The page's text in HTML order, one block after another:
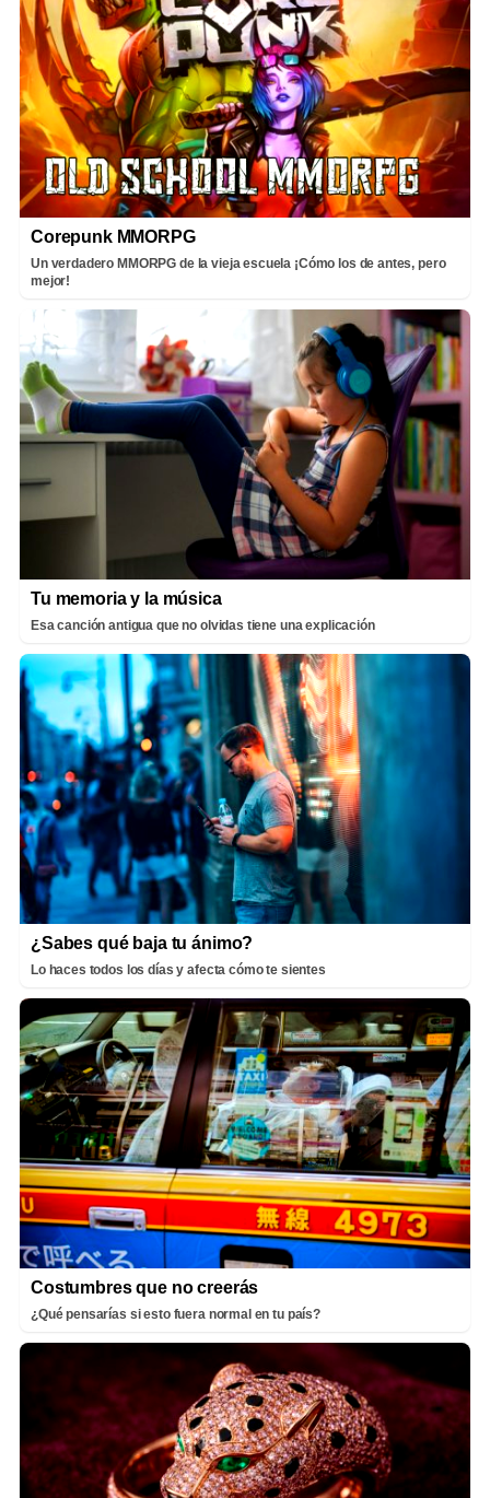
Corepunk MMORPG
Un verdadero MMORPG de la vieja escuela ¡Cómo los de antes, pero
mejor!
Tu memoria y la música
Esa canción antigua que no olvidas tiene una explicación
¿Sabes qué baja tu ánimo?
Lo haces todos los días y afecta cómo te sientes
Costumbres que no creerás
¿Qué pensarías si esto fuera normal en tu país?